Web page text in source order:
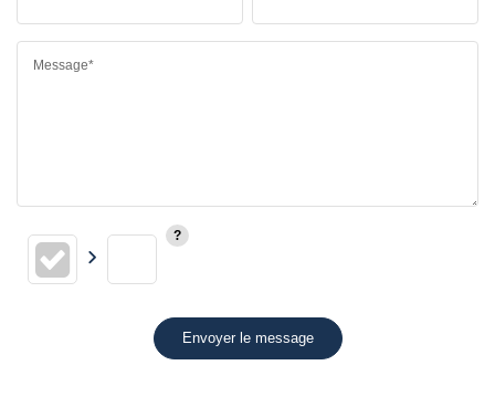
Message*
Envoyer le message